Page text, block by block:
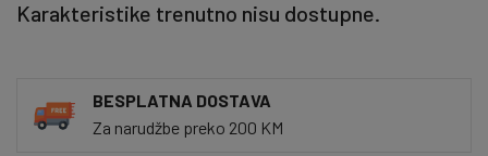
Karakteristike trenutno nisu dostupne.
BESPLATNA DOSTAVA
Za narudžbe preko 200 KM